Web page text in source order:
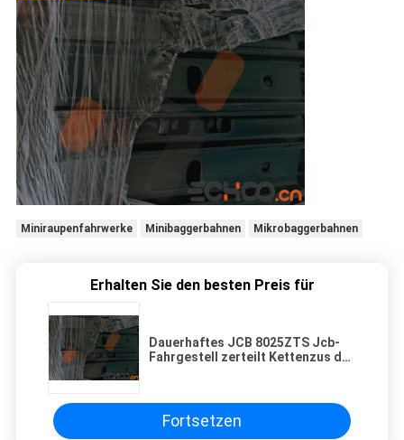
Miniraupenfahrwerke Minibaggerbahnen Mikrobaggerbahnen
Erhalten Sie den besten Preis für
Dauerhaftes JCB 8025ZTS Jcb-
Fahrgestell zerteilt Kettenzus der
Fortsetzen